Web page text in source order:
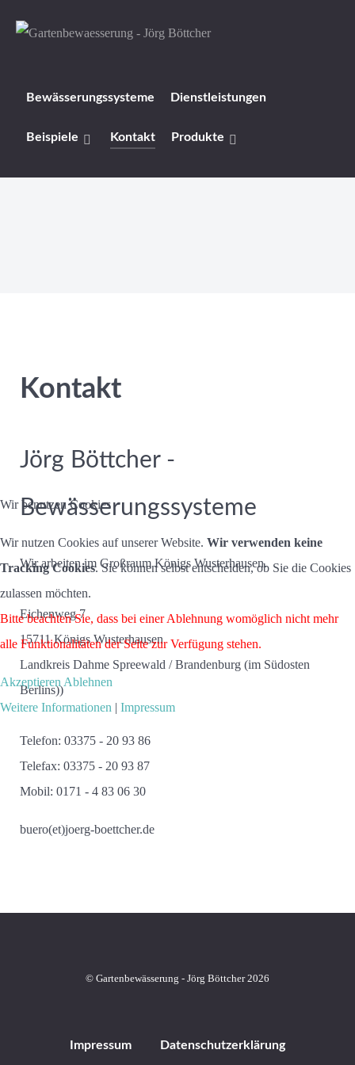
Bewässerungssysteme Dienstleistungen
Beispiele Kontakt Produkte
Kontakt
Jörg Böttcher -
Bewässerungssysteme
Wir arbeiten im Großraum Königs Wusterhausen.
Eichenweg 7
15711 Königs Wusterhausen
Landkreis Dahme Spreewald / Brandenburg (im Südosten
Berlins))
Telefon: 03375 - 20 93 86
Telefax: 03375 - 20 93 87
Mobil: 0171 - 4 83 06 30
buero(et)joerg-boettcher.de
© Gartenbewässerung - Jörg Böttcher 2026
Impressum Datenschutzerklärung
Wir benutzen Cookies
Wir nutzen Cookies auf unserer Website. Wir verwenden keine
Tracking Cookies. Sie können selbst entscheiden, ob Sie die Cookies
zulassen möchten.
Bitte beachten Sie, dass bei einer Ablehnung womöglich nicht mehr
alle Funktionalitäten der Seite zur Verfügung stehen.
Akzeptieren Ablehnen
Weitere Informationen | Impressum